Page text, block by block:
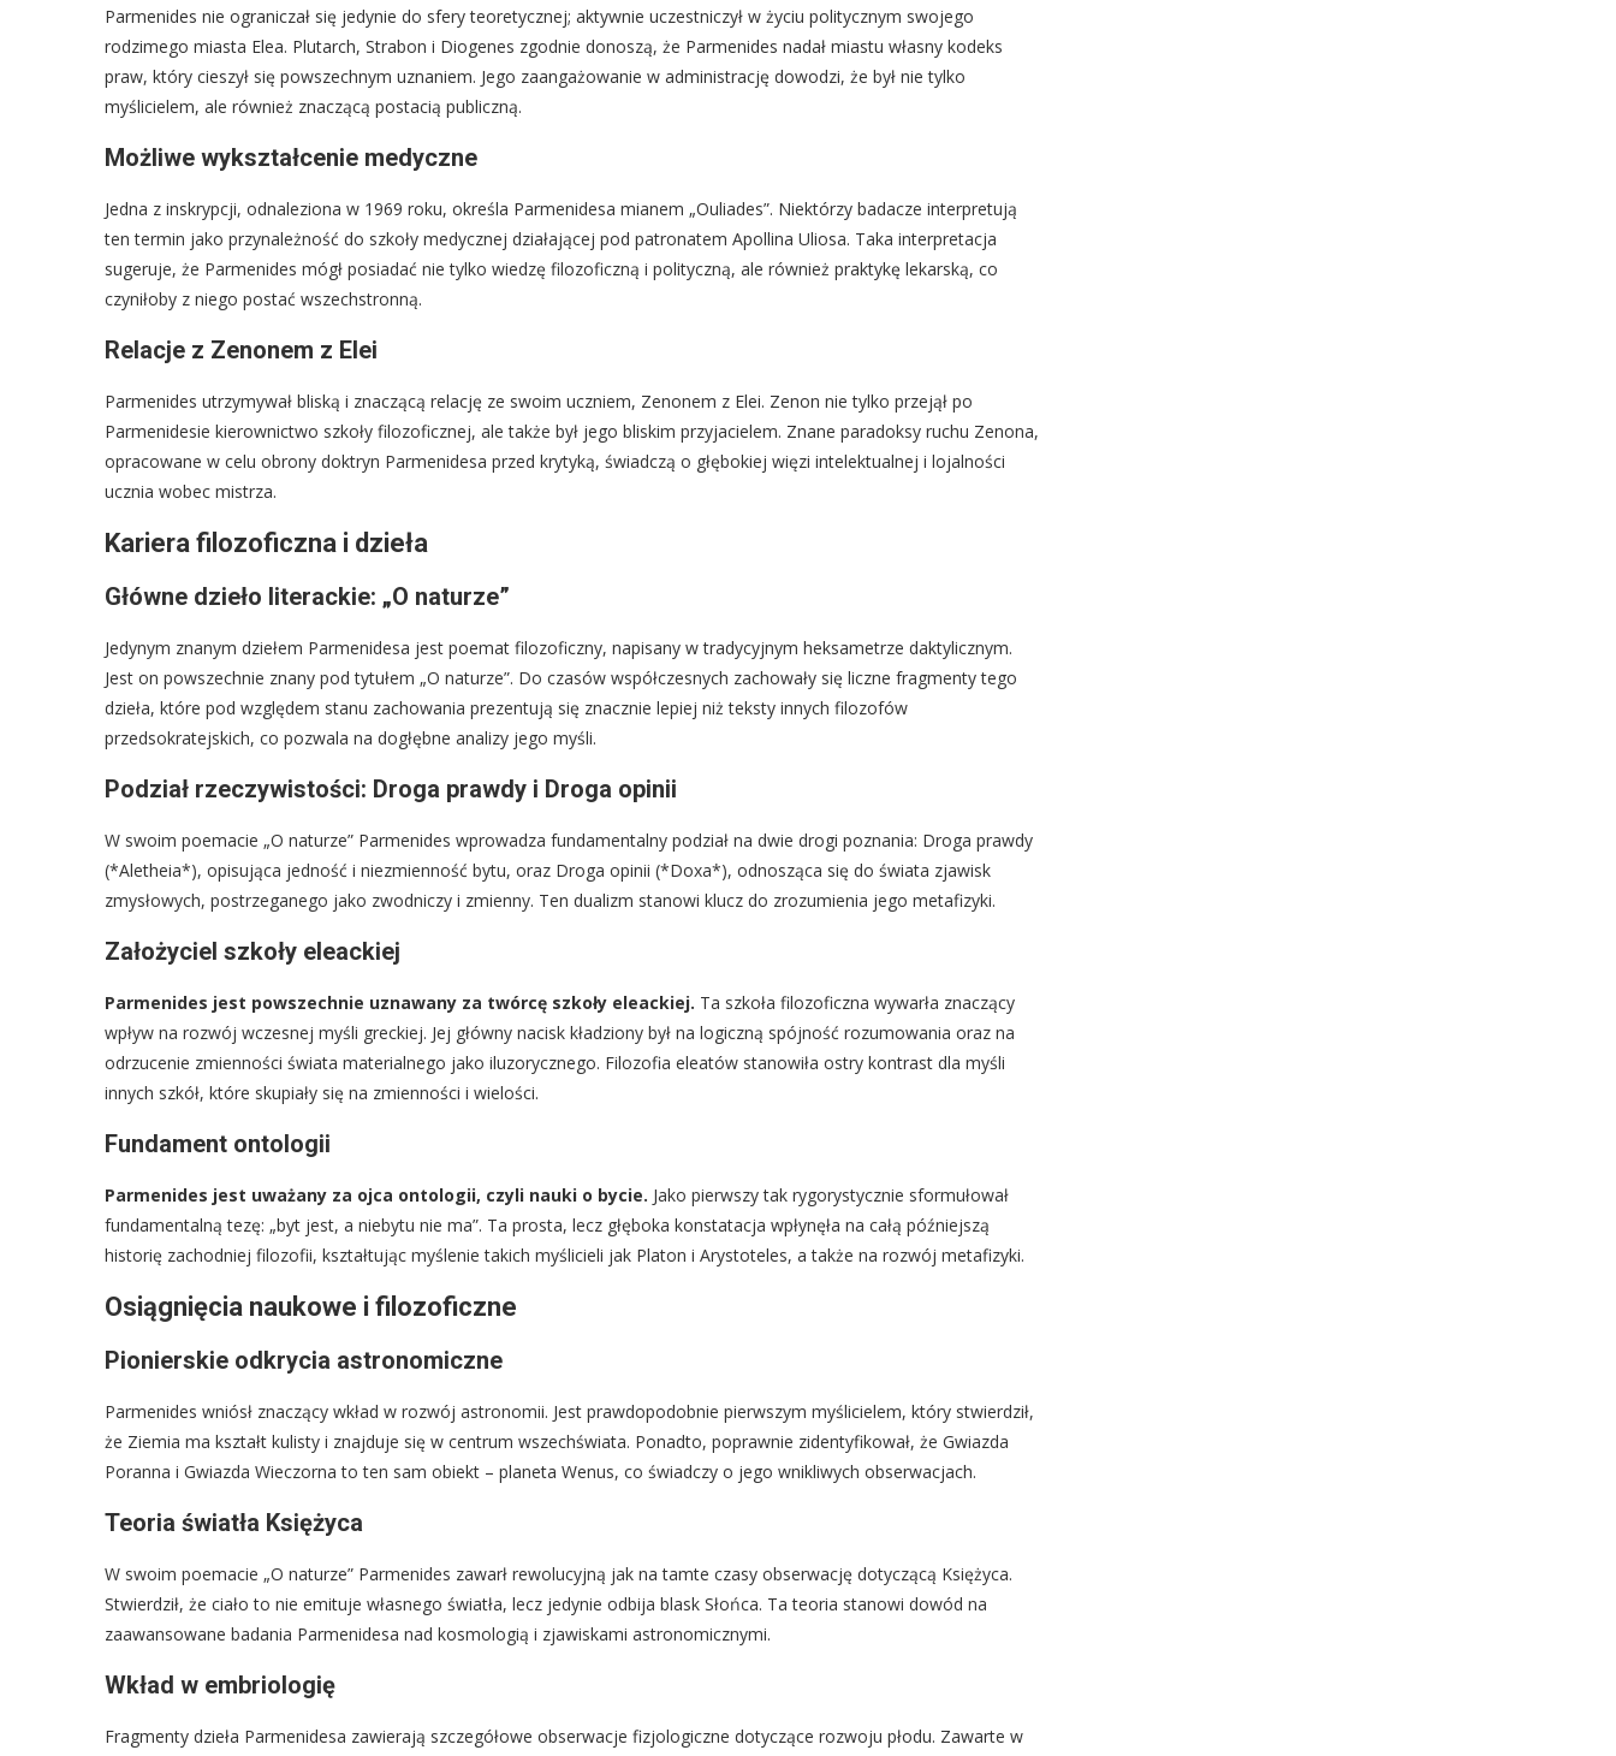
Parmenides nie ograniczał się jedynie do sfery teoretycznej; aktywnie uczestniczył w życiu politycznym swojego
rodzimego miasta Elea. Plutarch, Strabon i Diogenes zgodnie donoszą, że Parmenides nadał miastu własny kodeks
praw, który cieszył się powszechnym uznaniem. Jego zaangażowanie w administrację dowodzi, że był nie tylko
myślicielem, ale również znaczącą postacią publiczną.
Możliwe wykształcenie medyczne
Jedna z inskrypcji, odnaleziona w 1969 roku, określa Parmenidesa mianem „Ouliades”. Niektórzy badacze interpretują
ten termin jako przynależność do szkoły medycznej działającej pod patronatem Apollina Uliosa. Taka interpretacja
sugeruje, że Parmenides mógł posiadać nie tylko wiedzę filozoficzną i polityczną, ale również praktykę lekarską, co
czyniłoby z niego postać wszechstronną.
Relacje z Zenonem z Elei
Parmenides utrzymywał bliską i znaczącą relację ze swoim uczniem, Zenonem z Elei. Zenon nie tylko przejął po
Parmenidesie kierownictwo szkoły filozoficznej, ale także był jego bliskim przyjacielem. Znane paradoksy ruchu Zenona,
opracowane w celu obrony doktryn Parmenidesa przed krytyką, świadczą o głębokiej więzi intelektualnej i lojalności
ucznia wobec mistrza.
Kariera filozoficzna i dzieła
Główne dzieło literackie: „O naturze”
Jedynym znanym dziełem Parmenidesa jest poemat filozoficzny, napisany w tradycyjnym heksametrze daktylicznym.
Jest on powszechnie znany pod tytułem „O naturze”. Do czasów współczesnych zachowały się liczne fragmenty tego
dzieła, które pod względem stanu zachowania prezentują się znacznie lepiej niż teksty innych filozofów
przedsokratejskich, co pozwala na dogłębne analizy jego myśli.
Podział rzeczywistości: Droga prawdy i Droga opinii
W swoim poemacie „O naturze” Parmenides wprowadza fundamentalny podział na dwie drogi poznania: Droga prawdy
(*Aletheia*), opisująca jedność i niezmienność bytu, oraz Droga opinii (*Doxa*), odnosząca się do świata zjawisk
zmysłowych, postrzeganego jako zwodniczy i zmienny. Ten dualizm stanowi klucz do zrozumienia jego metafizyki.
Założyciel szkoły eleackiej
Parmenides jest powszechnie uznawany za twórcę szkoły eleackiej. Ta szkoła filozoficzna wywarła znaczący
wpływ na rozwój wczesnej myśli greckiej. Jej główny nacisk kładziony był na logiczną spójność rozumowania oraz na
odrzucenie zmienności świata materialnego jako iluzorycznego. Filozofia eleatów stanowiła ostry kontrast dla myśli
innych szkół, które skupiały się na zmienności i wielości.
Fundament ontologii
Parmenides jest uważany za ojca ontologii, czyli nauki o bycie. Jako pierwszy tak rygorystycznie sformułował
fundamentalną tezę: „byt jest, a niebytu nie ma”. Ta prosta, lecz głęboka konstatacja wpłynęła na całą późniejszą
historię zachodniej filozofii, kształtując myślenie takich myślicieli jak Platon i Arystoteles, a także na rozwój metafizyki.
Osiągnięcia naukowe i filozoficzne
Pionierskie odkrycia astronomiczne
Parmenides wniósł znaczący wkład w rozwój astronomii. Jest prawdopodobnie pierwszym myślicielem, który stwierdził,
że Ziemia ma kształt kulisty i znajduje się w centrum wszechświata. Ponadto, poprawnie zidentyfikował, że Gwiazda
Poranna i Gwiazda Wieczorna to ten sam obiekt – planeta Wenus, co świadczy o jego wnikliwych obserwacjach.
Teoria światła Księżyca
W swoim poemacie „O naturze” Parmenides zawarł rewolucyjną jak na tamte czasy obserwację dotyczącą Księżyca.
Stwierdził, że ciało to nie emituje własnego światła, lecz jedynie odbija blask Słońca. Ta teoria stanowi dowód na
zaawansowane badania Parmenidesa nad kosmologią i zjawiskami astronomicznymi.
Wkład w embriologię
Fragmenty dzieła Parmenidesa zawierają szczegółowe obserwacje fizjologiczne dotyczące rozwoju płodu. Zawarte w